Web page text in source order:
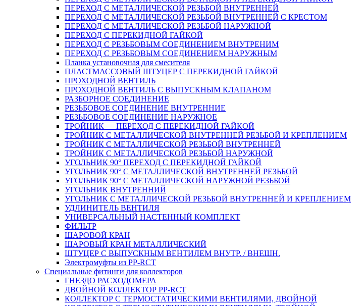
ПЕРЕХОД С МЕТАЛЛИЧЕСКОЙ РЕЗЬБОЙ ВНУТРЕННЕЙ
ПЕРЕХОД С МЕТАЛЛИЧЕСКОЙ РЕЗЬБОЙ ВНУТРЕННЕЙ С КРЕСТОМ
ПЕРЕХОД С МЕТАЛЛИЧЕСКОЙ РЕЗЬБОЙ НАРУЖНОЙ
ПЕРЕХОД С ПЕРЕКИДНОЙ ГАЙКОЙ
ПЕРЕХОД С РЕЗЬБОВЫМ СОЕДИНЕНИЕМ ВНУТРЕНИМ
ПЕРЕХОД С РЕЗЬБОВЫМ СОЕДИНЕНИЕМ НАРУЖНЫМ
Планка установочная для смесителя
ПЛАСТМАССОВЫЙ ШТУЦЕР С ПЕРЕКИДНОЙ ГАЙКОЙ
ПРОХОДНОЙ ВЕНТИЛЬ
ПРОХОДНОЙ ВЕНТИЛЬ С ВЫПУСКНЫМ КЛАПАНОМ
РАЗБОРНОЕ СОЕДИНЕНИЕ
РЕЗЬБОВОЕ СОЕДИНЕНИЕ ВНУТРЕННИЕ
РЕЗЬБОВОЕ СОЕДИНЕНИЕ НАРУЖНОЕ
ТРОЙНИК — ПЕРЕХОД С ПЕРЕКИДНОЙ ГАЙКОЙ
ТРОЙНИК С МЕТАЛЛИЧЕСКОЙ ВНУТРЕННЕЙ РЕЗЬБОЙ И КРЕПЛЕНИЕМ
ТРОЙНИК С МЕТАЛЛИЧЕСКОЙ РЕЗЬБОЙ ВНУТРЕННЕЙ
ТРОЙНИК С МЕТАЛЛИЧЕСКОЙ РЕЗЬБОЙ НАРУЖНОЙ
УГОЛЬНИК 90° ПЕРЕХОД С ПЕРЕКИДНОЙ ГАЙКОЙ
УГОЛЬНИК 90° С МЕТАЛЛИЧЕСКОЙ ВНУТРЕННEЙ РЕЗЬБОЙ
УГОЛЬНИК 90° С МЕТАЛЛИЧЕСКОЙ НАРУЖНОЙ РЕЗЬБОЙ
УГОЛЬНИК ВНУТРЕННИЙ
УГОЛЬНИК С МЕТАЛЛИЧЕСКОЙ РЕЗЬБОЙ ВНУТРЕННЕЙ И КРЕПЛЕНИЕМ
УДЛИНИТЕЛЬ ВЕНТИЛЯ
УНИВЕРСАЛЬНЫЙ НАСТЕННЫЙ КОМПЛЕКТ
ФИЛЬТР
ШАРОВОЙ КРАН
ШАРОВЫЙ КРАН МЕТАЛЛИЧЕСКИЙ
ШТУЦЕР С ВЫПУСКНЫМ ВЕНТИЛЕМ ВНУТР. / ВНЕШН.
Электромуфты из PP-RCT
Специальные фитинги для коллекторов
ГНЕЗДО РАСХОДОМЕРА
ДВОЙНОЙ КОЛЛЕКТОР PP-RCT
КОЛЛЕКТОР С ТЕРМОСТАТИЧЕСКИМИ ВЕНТИЛЯМИ, ДВОЙНОЙ